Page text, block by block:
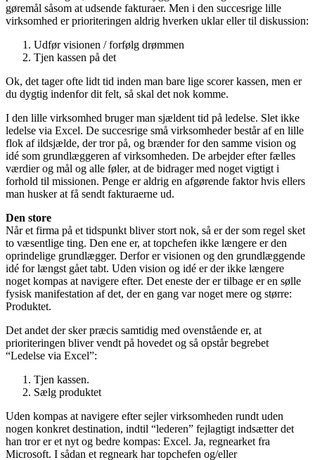
gøremål såsom at udsende fakturaer. Men i den succesrige lille
virksomhed er prioriteringen aldrig hverken uklar eller til diskussion:
Udfør visionen / forfølg drømmen
Tjen kassen på det
Ok, det tager ofte lidt tid inden man bare lige scorer kassen, men er
du dygtig indenfor dit felt, så skal det nok komme.
I den lille virksomhed bruger man sjældent tid på ledelse. Slet ikke
ledelse via Excel. De succesrige små virksomheder består af en lille
flok af ildsjælde, der tror på, og brænder for den samme vision og
idé som grundlæggeren af virksomheden. De arbejder efter fælles
værdier og mål og alle føler, at de bidrager med noget vigtigt i
forhold til missionen. Penge er aldrig en afgørende faktor hvis ellers
man husker at få sendt fakturaerne ud.
Den store
Når et firma på et tidspunkt bliver stort nok, så er der som regel sket
to væsentlige ting. Den ene er, at topchefen ikke længere er den
oprindelige grundlægger. Derfor er visionen og den grundlæggende
idé for længst gået tabt. Uden vision og idé er der ikke længere
noget kompas at navigere efter. Det eneste der er tilbage er en sølle
fysisk manifestation af det, der en gang var noget mere og større:
Produktet.
Det andet der sker præcis samtidig med ovenstående er, at
prioriteringen bliver vendt på hovedet og så opstår begrebet
“Ledelse via Excel”:
Tjen kassen.
Sælg produktet
Uden kompas at navigere efter sejler virksomheden rundt uden
nogen konkret destination, indtil “lederen” fejlagtigt indsætter det
han tror er et nyt og bedre kompas: Excel. Ja, regnearket fra
Microsoft. I sådan et regneark har topchefen og/eller